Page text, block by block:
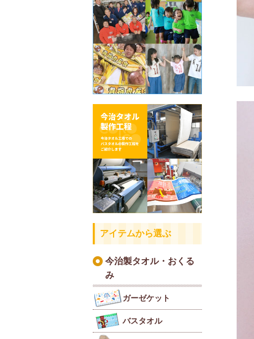
アイテムから選ぶ
今治製タオル・おくる
み
ガーゼケット
バスタオル